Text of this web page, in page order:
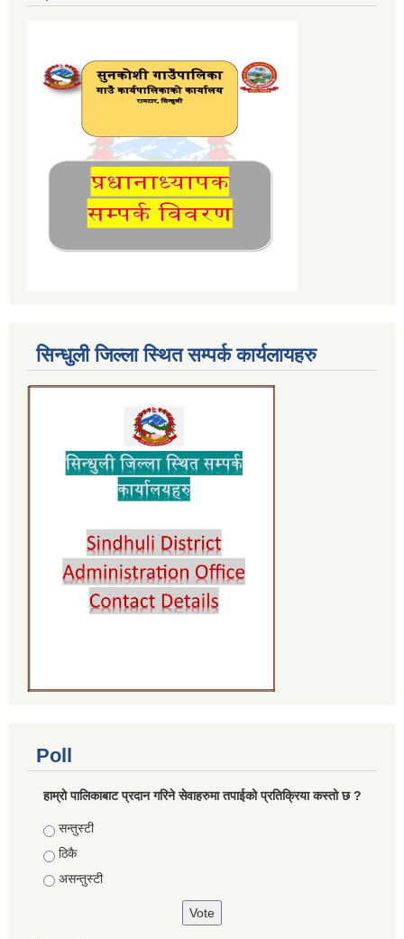
सिन्धुली जिल्ला स्थित सम्पर्क कार्यलायहरु
Poll
हाम्रो पालिकाबाट प्रदान गरिने सेवाहरुमा तपाईको प्रतिक्रिया कस्तो छ ?
Choices
सन्तुस्टी
ठिकै
असन्तुस्टी